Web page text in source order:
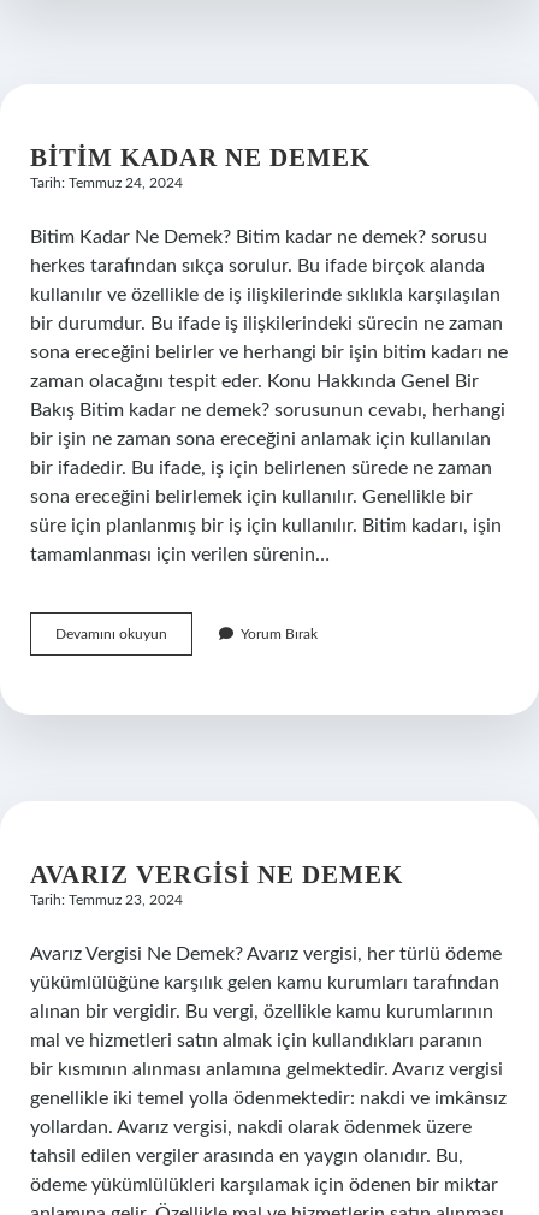
BITIM KADAR NE DEMEK
Tarih: Temmuz 24, 2024
Bitim Kadar Ne Demek? Bitim kadar ne demek? sorusu
herkes tarafından sıkça sorulur. Bu ifade birçok alanda
kullanılır ve özellikle de iş ilişkilerinde sıklıkla karşılaşılan
bir durumdur. Bu ifade iş ilişkilerindeki sürecin ne zaman
sona ereceğini belirler ve herhangi bir işin bitim kadarı ne
zaman olacağını tespit eder. Konu Hakkında Genel Bir
Bakış Bitim kadar ne demek? sorusunun cevabı, herhangi
bir işin ne zaman sona ereceğini anlamak için kullanılan
bir ifadedir. Bu ifade, iş için belirlenen sürede ne zaman
sona ereceğini belirlemek için kullanılır. Genellikle bir
süre için planlanmış bir iş için kullanılır. Bitim kadarı, işin
tamamlanması için verilen sürenin…
Devamını okuyun
kadar
Yorum Bırak
AVARIZ VERGISI NE DEMEK
Tarih: Temmuz 23, 2024
Avarız Vergisi Ne Demek? Avarız vergisi, her türlü ödeme
yükümlülüğüne karşılık gelen kamu kurumları tarafından
alınan bir vergidir. Bu vergi, özellikle kamu kurumlarının
mal ve hizmetleri satın almak için kullandıkları paranın
bir kısmının alınması anlamına gelmektedir. Avarız vergisi
genellikle iki temel yolla ödenmektedir: nakdi ve imkânsız
yollardan. Avarız vergisi, nakdi olarak ödenmek üzere
tahsil edilen vergiler arasında en yaygın olanıdır. Bu,
ödeme yükümlülükleri karşılamak için ödenen bir miktar